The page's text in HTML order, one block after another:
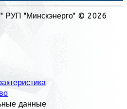
"Минскэнерго" © 2026
данные